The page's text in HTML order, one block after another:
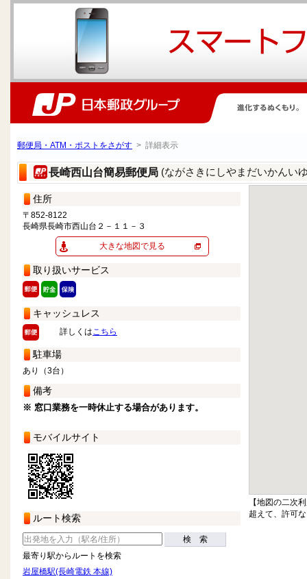
郵便局・ATM・ポストをさがす > 詳細表示
長崎西山台簡易郵便局 (ながさきにしやまだいかんい
住所
〒852-8122
長崎県長崎市西山台２－１１－３
大きな地図で見る
取り扱いサービス
キャッシュレス
詳しくはこちら
駐車場
あり（3台）
備考
※ 窓口業務を一時休止する場合があります。
モバイルサイト
ルート検索
検 索
最寄り駅からルートを検索
岩屋橋駅(長崎電鉄 本線)
【地図の二次
超えて、許可